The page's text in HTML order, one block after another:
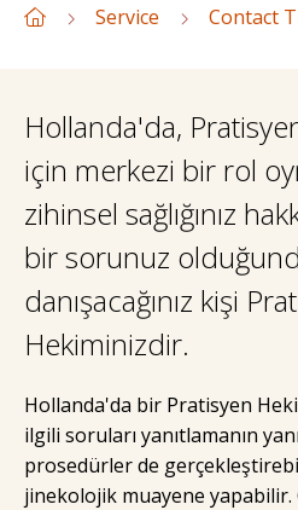
Service Contact
Hollanda'da,
için merkezi bir rol
zihinsel sağlığınız
bir sorunuz
danışacağınız kişi
Hekiminizdir.
Hollanda'da bir Pratisyen
ilgili soruları yanıtlamanın
prosedürler de
jinekolojik muayene